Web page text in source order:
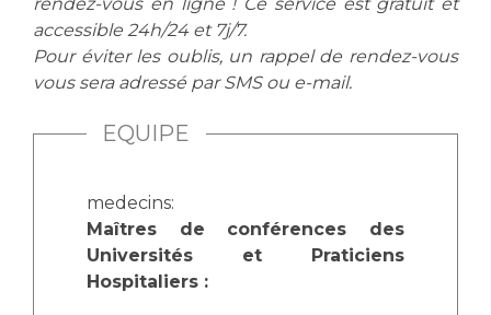
Vivre ensemble à l'hôpital
Culture à l'hôpital
Les associations
Livret d'accueil
Salon des familles
Transports sanitaires
Emplois socio-éducatifs
Statuts
Stages paramédicaux
La recherche clinique à l'AP-HM
Les structures de recherche
accessible 24h/24 et 7j/7.
Pour éviter les oublis, un rappel de rendez-vous
vous sera adressé par SMS ou e-mail.
EQUIPE
medecins:
Maîtres de conférences des
Universités et Praticiens
Hospitaliers :